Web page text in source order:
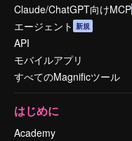
Claude/ChatGPT向けMCP
エージェント 新規
API
モバイルアプリ
すべてのMagnificツール
はじめに
Academy